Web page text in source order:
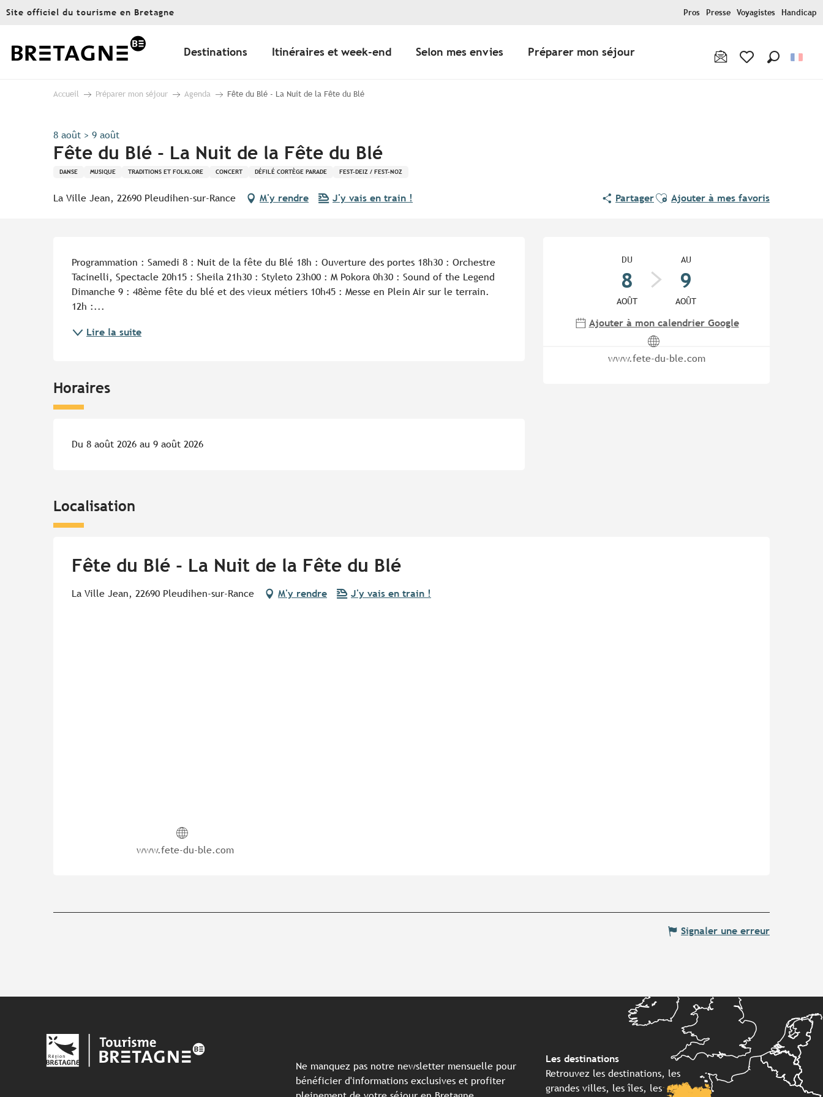
Aller
principal
Site officiel du tourisme en Bretagne Pros Presse Voyagistes Handicap
Destinations Itinéraires et week-end Selon mes envies Préparer mon séjour
Accueil Préparer mon séjour Agenda Fête du Blé - La Nuit de la Fête du Blé
8 août > 9 août
Fête du Blé - La Nuit de la Fête du Blé
DANSE MUSIQUE TRADITIONS ET FOLKLORE CONCERT DÉFILÉ CORTÈGE PARADE FEST-DEIZ / FEST-NOZ
La Ville Jean, 22690 Pleudihen-sur-Rance M'y rendre J'y vais en train ! PartagerAjouter aux favoris
Ajouter à mes favoris
DU
8
AOÛT
AU
9
AOÛT
Ajouter à mon calendrier Google
www.fete-du-ble.com
Programmation : Samedi 8 : Nuit de la fête du Blé 18h : Ouverture des portes 18h30 : Orchestre
Tacinelli, Spectacle 20h15 : Sheila 21h30 : Styleto 23h00 : M Pokora 0h30 : Sound of the Legend
Dimanche 9 : 48ème fête du blé et des vieux métiers 10h45 : Messe en Plein Air sur le terrain.
12h :...
Lire la suite
Horaires
Du 8 août 2026 au 9 août 2026
Localisation
Fête du Blé - La Nuit de la Fête du Blé
La Ville Jean, 22690 Pleudihen-sur-Rance M'y rendre J'y vais en train !
www.fete-du-ble.com
Signaler une erreur
Ne manquez pas notre newsletter mensuelle pour
bénéficier d'informations exclusives et profiter
Les destinations
Retrouvez les destinations, les
grandes villes, les îles, les